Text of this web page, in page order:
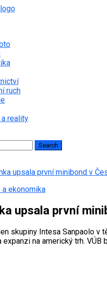
ruch
reality
upsala první minibond v
a ekonomika
upsala první
skupiny Intesa Sanpaolo
expanzi na americký trh.